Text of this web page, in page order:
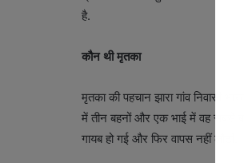
है.
कौन थी मृतका
मृतका की पहचान झारा गांव निवासी
में तीन बहनों और एक भाई में वह सबसे
गायब हो गई और फिर वापस नहीं लौटी.